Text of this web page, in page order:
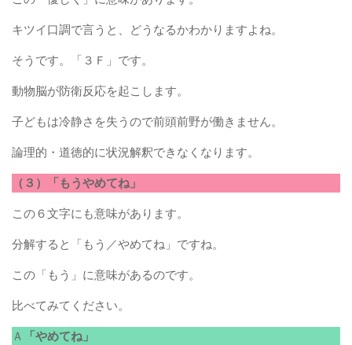
キツイ口調で言うと、どうなるかわかりますよね。
そうです。「３Ｆ」です。
動物脳が防衛反応を起こします。
子どもは冷静さを失うので前頭前野が働きません。
論理的・道徳的に状況解釈できなくなります。
（３）「もうやめてね」
この６文字にも意味があります。
分解すると「もう／やめてね」ですね。
この「もう」に意味があるのです。
比べてみてください。
Ａ 「やめてね」